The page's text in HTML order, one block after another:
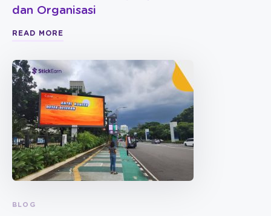
dan Organisasi
READ MORE
BLOG